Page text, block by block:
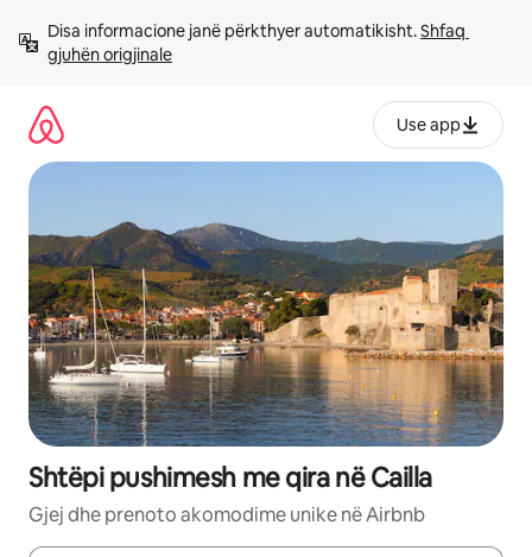
përmbajtja
Disa informacione janë përkthyer automatikisht. Shfaq
gjuhën origjinale
Use app
Shtëpi pushimesh me qira në Cailla
Gjej dhe prenoto akomodime unike në Airbnb